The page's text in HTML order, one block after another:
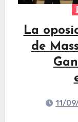
La
de
11/